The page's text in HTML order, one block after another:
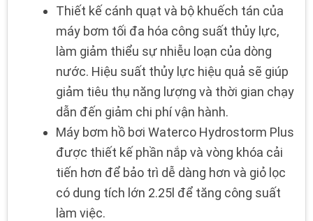
Thiết kế cánh quạt và bộ khuếch tán của
máy bơm tối đa hóa công suất thủy lực,
làm giảm thiểu sự nhiễu loạn của dòng
nước. Hiệu suất thủy lực hiệu quả sẽ giúp
giảm tiêu thụ năng lượng và thời gian chạy
dẫn đến giảm chi phí vận hành.
Máy bơm hồ bơi Waterco Hydrostorm Plus
được thiết kế phần nắp và vòng khóa cải
tiến hơn để bảo trì dễ dàng hơn và giỏ lọc
có dung tích lớn 2.25l để tăng công suất
làm việc.